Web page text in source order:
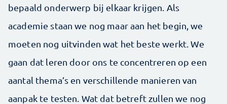
bepaald onderwerp bij elkaar krijgen. Als
academie staan we nog maar aan het begin, we
moeten nog uitvinden wat het beste werkt. We
gaan dat leren door ons te concentreren op een
aantal thema’s en verschillende manieren van
aanpak te testen. Wat dat betreft zullen we nog